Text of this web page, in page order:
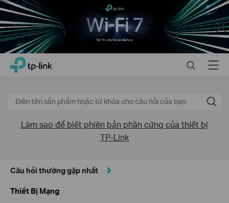
TP-
Link
Search
Close
Click
navigation
TP-Link, Reliably Smart SearchMenu
Làm sao để biết phiên bản phần cứng của thiết bị
TP-Link
Câu hỏi thường gặp nhất
Thiết Bị Mạng